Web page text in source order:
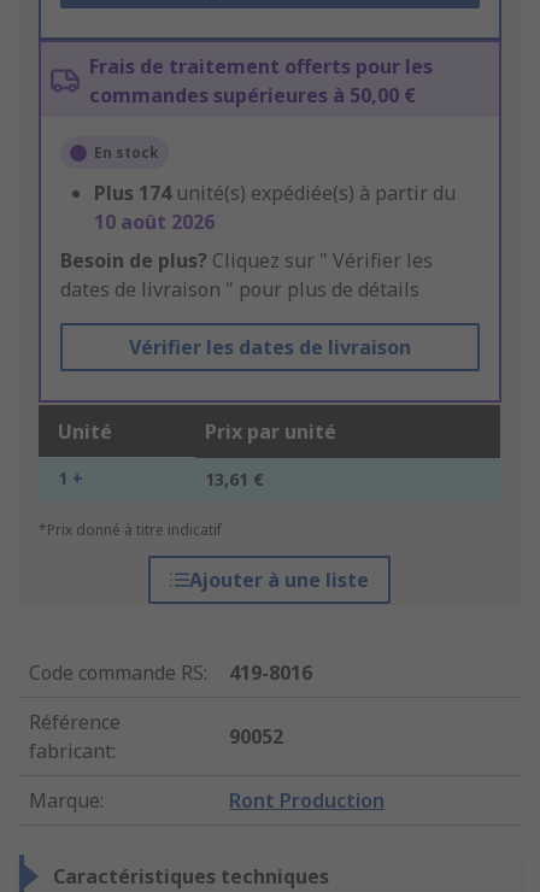
Frais de traitement offerts pour les
commandes supérieures à 50,00 €
En stock
Plus 174 unité(s) expédiée(s) à partir du
10 août 2026
Besoin de plus? Cliquez sur " Vérifier les
dates de livraison " pour plus de détails
Vérifier les dates de livraison
Unité Prix par unité
1 + 13,61 €
*Prix donné à titre indicatif
Ajouter à une liste
Code commande RS:
419-8016
Référence
fabricant:
90052
Marque: Ront Production
Caractéristiques techniques